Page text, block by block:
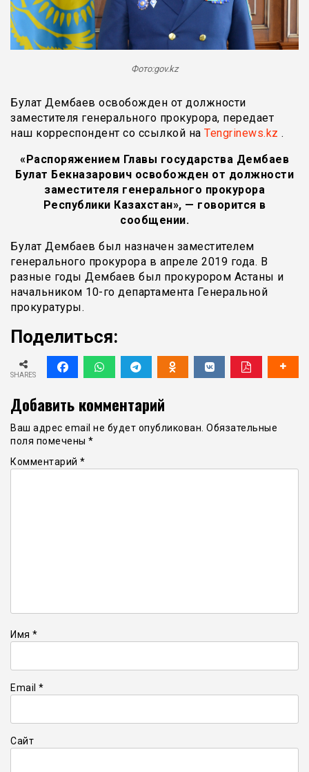
Фото:gov.kz
Булат Дембаев освобожден от должности
заместителя генерального прокурора, передает
наш корреспондент со ссылкой на Tengrinews.kz .
«Распоряжением Главы государства Дембаев
Булат Бекназарович освобожден от должности
заместителя генерального прокурора
Республики Казахстан», — говорится в
сообщении.
Булат Дембаев был назначен заместителем
генерального прокурора в апреле 2019 года. В
разные годы Дембаев был прокурором Астаны и
начальником 10-го департамента Генеральной
прокуратуры.
Поделиться:
SHARES
Добавить комментарий
Ваш адрес email не будет опубликован. Обязательные
поля помечены *
Комментарий *
Имя *
Email *
Сайт